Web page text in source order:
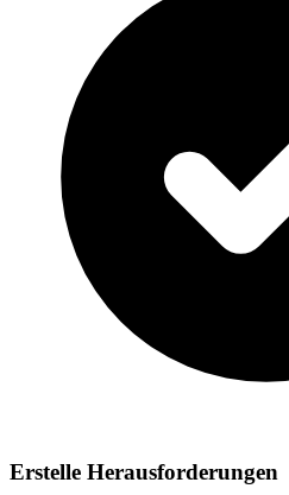
Erstelle Herausforderungen